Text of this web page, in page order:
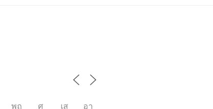
พฤ ศุ เส
อา